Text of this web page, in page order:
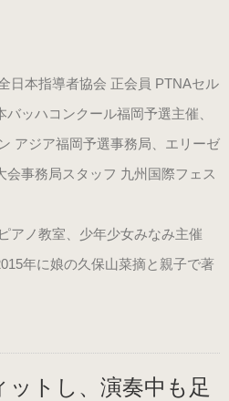
）
）
日本指導者協会 正会員 PTNAセル
ッハコンクール福岡予選主催、
アジア福岡予選事務局、エリーゼ
事務局スタッフ 九州国際フェス
アノ教室、少年少女みなみ主催
年に娘の久保山菜摘と親子で著
ットし、演奏中も足